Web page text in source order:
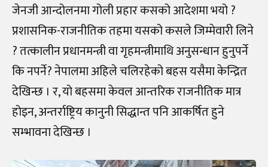
जेनजी आन्दोलनमा गोली प्रहार कसको आदेशमा भयो ?
प्रशासनिक-राजनीतिक तहमा यसको कसले जिम्मेवारी लिने
? तत्कालीन प्रधानमन्त्री वा गृहमन्त्रीमाथि अनुसन्धान हुनुपर्ने
कि नपर्ने? नेपालमा अहिले चलिरहेको बहस यसैमा केन्द्रित
देखिन्छ । र, यो बहसमा केवल आन्तरिक राजनीतिक मात्र
होइन, अन्तर्राष्ट्रिय कानुनी सिद्धान्त पनि आकर्षित हुने
सम्भावना देखिन्छ ।